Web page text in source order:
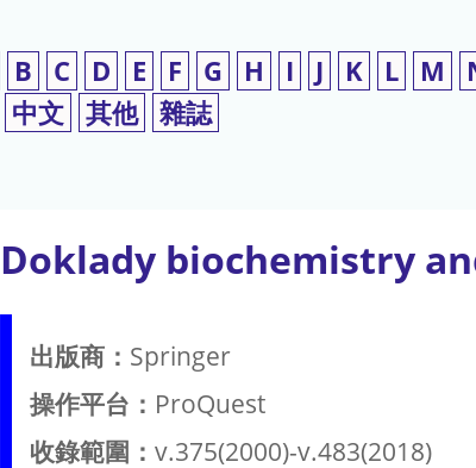
使
用
索
詞
B C D E F G H I J K L M
中文 其他 雜誌
Doklady biochemistry
出版商： Springer
操作平台： ProQuest
收錄範圍： v.375(2000)-v.483(2018)